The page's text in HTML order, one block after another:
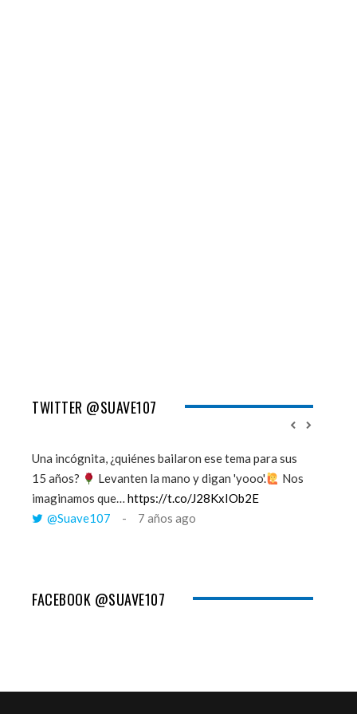
TWITTER @SUAVE107
Una incógnita, ¿quiénes bailaron ese tema para sus
15 años?
Levanten la mano y digan 'yooo'.
Nos
imaginamos que… https://t.co/J28KxIOb2E
@Suave107
7 años ago
FACEBOOK @SUAVE107